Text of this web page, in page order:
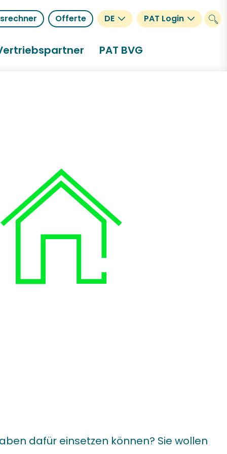
Offerte DE PAT Login
PAT BVG
dafür einsetzen können? Sie wollen